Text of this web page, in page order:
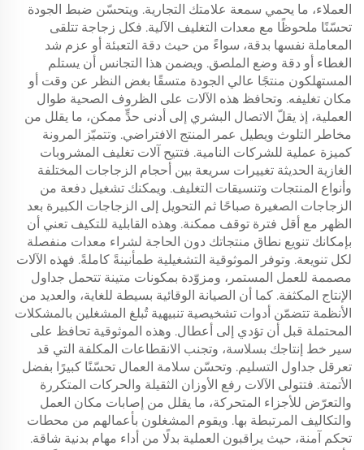
العملاء، ما يحمي سمعة علامتك التجارية. ويتحسّن ضبط الجودة
تحسّنًا ملحوظًا مع معدات التغليف الآلية. فكل زجاجة تتلقى
المعاملة نفسها بدقة، سواءً من حيث دقة التعبئة أو عزم شد
الغطاء أو دقة وضع الملصق. ويضمن هذا التجانس أن يستلم
المستهلكون منتجًا عالي الجودة متسقًا بغض النظر عن وقت أو
مكان تغليفه. وتحافظ هذه الآلات على الظروف الصحية طوال
العملية، إذ يقلّ الاتصال البشري إلى أدنى حدٍّ ممكن، ما يقلل من
مخاطر التلوث ويطيل عمر المنتج الافتراضي. وتتميّز المرونة
كميزة عملية للشركات النامية. فتتيح آلات تغليف المشروبات
الغازية الحديثة تغييرات سريعة بين أحجام الزجاجات المختلفة
وأنواع المنتجات وتنسيقات التغليف. ويمكنك تشغيل دفعة من
الزجاجات الصغيرة صباحًا ثم التحويل إلى الزجاجات الكبيرة بعد
الظهر مع أقل فترة توقف ممكنة. وهذه القابلية للتكيف تعني أن
بإمكانك تنويع نطاق منتجاتك دون الحاجة لشراء معدات منفصلة
لكل تنويعة. وتوفر الموثوقية التشغيلية طمأنينةً كاملةً. فهذه الآلات
مصممة للعمل المستمر، ومزوّدة بمكونات متينة تتحمل جداول
الإنتاج المكثفة. كما أن الصيانة الوقائية بسيطة للغاية، والعديد من
الأنظمة تتضمّن أدوات تشخيصية تنبيهية تُبلغ المشغلين بالمشكلات
المحتملة قبل أن تؤدي إلى أعطال. وهذه الموثوقية تحافظ على
سير خط إنتاجك بسلاسة، وتجنب الانقطاعات المكلفة التي قد
تعرقل جداول التسليم. وتحسّن سلامة العمال تحسّنًا كبيرًا بفضل
الأتمتة. فتتولى الآلات رفع الأوزان الثقيلة والحركات المتكررة
والتعرّض للأجزاء المتحركة، ما يقلل من إصابات مكان العمل
والتكاليف المرتبطة بها. ويقوم المشغلون بأعمالهم من محطات
تحكم آمنة، حيث يراقبون العملية بدلًا من أداء مهام بدنية شاقة.